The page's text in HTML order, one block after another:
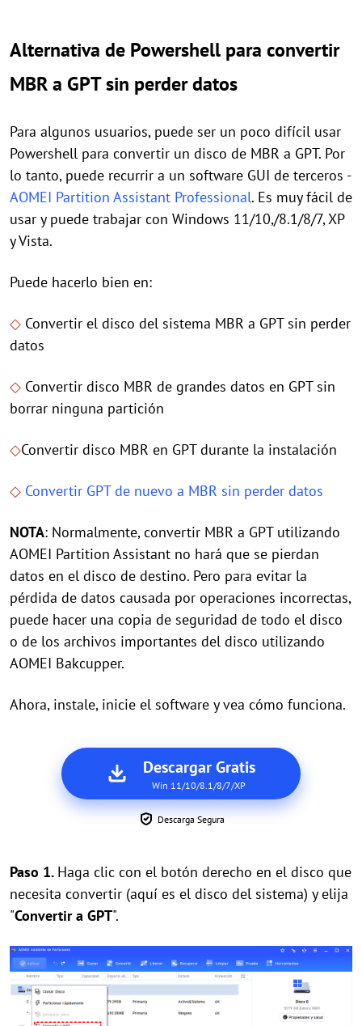
Alternativa de Powershell para convertir
MBR a GPT sin perder datos
Para algunos usuarios, puede ser un poco difícil usar
Powershell para convertir un disco de MBR a GPT. Por
lo tanto, puede recurrir a un software GUI de terceros -
AOMEI Partition Assistant Professional. Es muy fácil de
usar y puede trabajar con Windows 11/10,/8.1/8/7, XP
y Vista.
Puede hacerlo bien en:
◇ Convertir el disco del sistema MBR a GPT sin perder
datos
◇ Convertir disco MBR de grandes datos en GPT sin
borrar ninguna partición
◇Convertir disco MBR en GPT durante la instalación
◇ Convertir GPT de nuevo a MBR sin perder datos
NOTA: Normalmente, convertir MBR a GPT utilizando
AOMEI Partition Assistant no hará que se pierdan
datos en el disco de destino. Pero para evitar la
pérdida de datos causada por operaciones incorrectas,
puede hacer una copia de seguridad de todo el disco
o de los archivos importantes del disco utilizando
AOMEI Bakcupper.
Ahora, instale, inicie el software y vea cómo funciona.
Descargar Gratis
Win 11/10/8.1/8/7/XP
Descarga Segura
Paso 1. Haga clic con el botón derecho en el disco que
necesita convertir (aquí es el disco del sistema) y elija
"Convertir a GPT".